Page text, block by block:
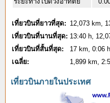
เที่ยวบินที่ยาวที่สุด: 12,073 km,
เที่ยวบินที่นานที่สุด: 13:40 h,
เที่ยวบินที่สั้นที่สุด:
17 km, 0:06
เฉลี่ย:
1,899 km,
เที่ยวบินภายในประเทศ